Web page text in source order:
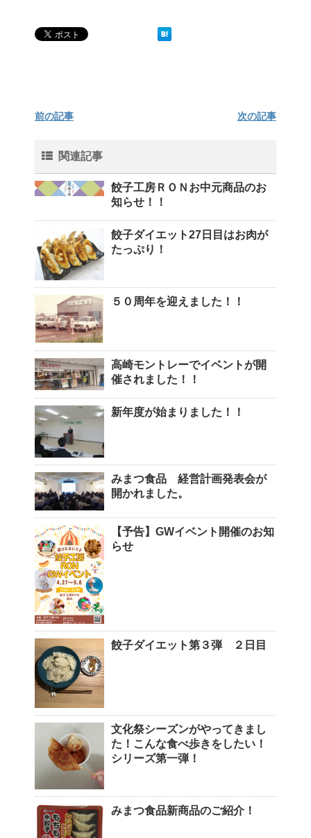
前の記事 次の記事
関連記事
餃子工房ＲＯＮお中元商品のお
知らせ！！
餃子ダイエット27日目はお肉が
たっぷり！
５０周年を迎えました！！
高崎モントレーでイベントが開
催されました！！
新年度が始まりました！！
みまつ食品 経営計画発表会が
開かれました。
【予告】GWイベント開催のお知
らせ
餃子ダイエット第３弾 ２日目
文化祭シーズンがやってきまし
た！こんな食べ歩きをしたい！
シリーズ第一弾！
みまつ食品新商品のご紹介！